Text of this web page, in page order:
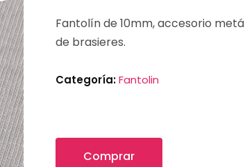
Fantolín de 10mm, accesorio
de brasieres.
Categoría:Fantolin
Comprar